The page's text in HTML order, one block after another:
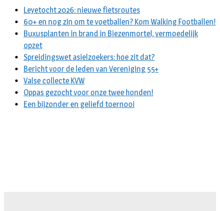
Leyetocht 2026: nieuwe fietsroutes
60+ en nog zin om te voetballen? Kom Walking Footballen!
Buxusplanten in brand in Biezenmortel, vermoedelijk
opzet
Spreidingswet asielzoekers: hoe zit dat?
Bericht voor de leden van Vereniging 55+
Valse collecte KVW
Oppas gezocht voor onze twee honden!
Een bijzonder en geliefd toernooi